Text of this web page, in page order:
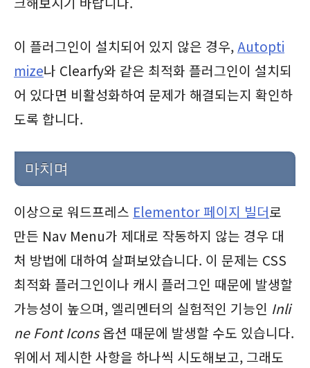
이 플러그인이 설치되어 있지 않은 경우,Autopti
mize나 Clearfy와 같은 최적화 플러그인이 설치되
어 있다면 비활성화하여 문제가 해결되는지 확인하
도록 합니다.
마치며
이상으로 워드프레스 Elementor 페이지 빌더로
만든 Nav Menu가 제대로 작동하지 않는 경우 대
처 방법에 대하여 살펴보았습니다. 이 문제는 CSS
최적화 플러그인이나 캐시 플러그인 때문에 발생할
가능성이 높으며, 엘리멘터의 실험적인 기능인 Inli
ne Font Icons옵션 때문에 발생할 수도 있습니다.
위에서 제시한 사항을 하나씩 시도해보고, 그래도